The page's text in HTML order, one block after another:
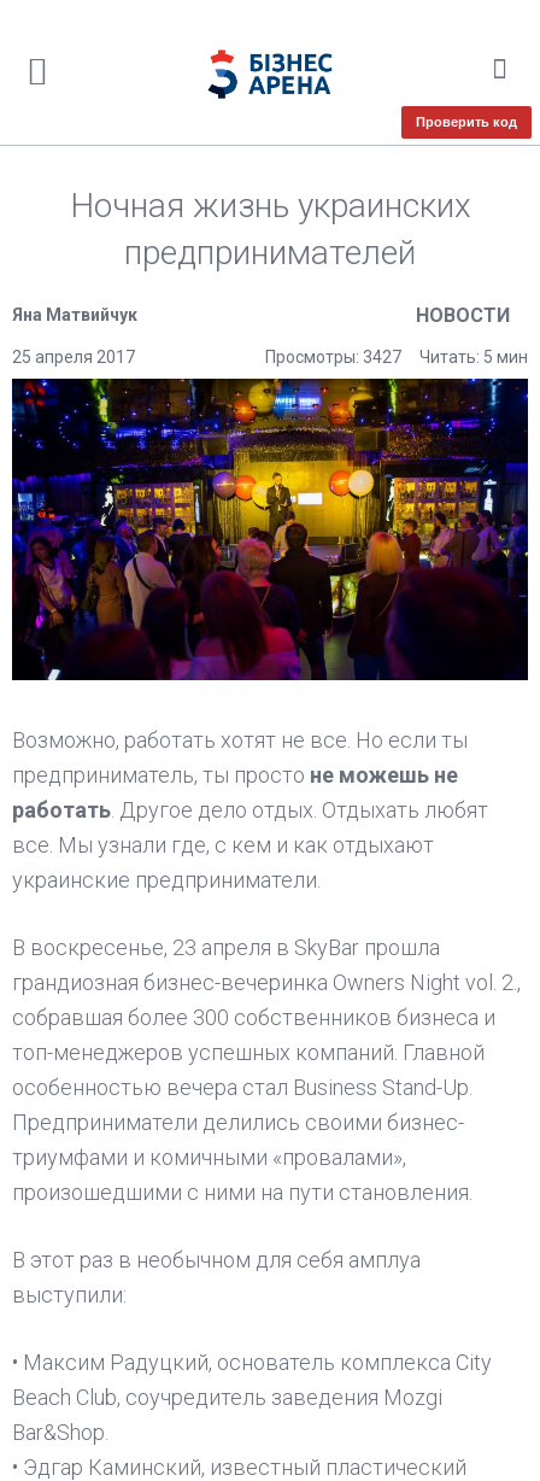
Проверить код
Ночная жизнь украинских
предпринимателей
Яна Матвийчук НОВОСТИ
25 апреля 2017 Читать: 5 мин
Просмотры: 3427
Возможно, работать хотят не все. Но если ты
предприниматель, ты просто не можешь не
работать . Другое дело отдых. Отдыхать любят
все. Мы узнали где, с кем и как отдыхают
украинские предприниматели.
В воскресенье, 23 апреля в SkyBar прошла
грандиозная бизнес-вечеринка Owners Night vol. 2.,
собравшая более 300 собственников бизнеса и
топ-менеджеров успешных компаний. Главной
особенностью вечера стал Business Stand-Up.
Предприниматели делились своими бизнес-
триумфами и комичными «провалами»,
произошедшими с ними на пути становления.
В этот раз в необычном для себя амплуа
выступили:
• Максим Радуцкий, основатель комплекса City
Beach Club, соучредитель заведения Mozgi
Bar&Shop.
• Эдгар Каминский, известный пластический